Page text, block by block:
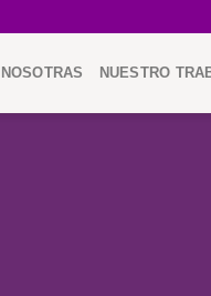
NOSOTRAS NUESTRO